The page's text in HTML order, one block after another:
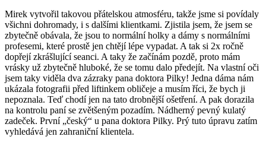
Mirek vytvořil takovou přátelskou atmosféru, takže jsme si povídaly
všichni dohromady, i s dalšími klientkami. Zjistila jsem, že jsem se
zbytečně obávala, že jsou to normální holky a dámy s normálními
profesemi, které prostě jen chtějí lépe vypadat. A tak si 2x ročně
dopřejí zkrášlující seanci. A taky že začínám pozdě, proto mám
vrásky už zbytečně hluboké, že se tomu dalo předejít. Na vlastní oči
jsem taky viděla dva zázraky pana doktora Pilky! Jedna dáma nám
ukázala fotografii před liftinkem obličeje a musím říci, že bych ji
nepoznala. Teď chodí jen na tato drobnější ošetření. A pak dorazila
na kontrolu paní se zvětšeným pozadím. Nádherný pevný kulatý
zadeček. První „český“ u pana doktora Pilky. Prý tuto úpravu zatím
vyhledává jen zahraniční klientela.